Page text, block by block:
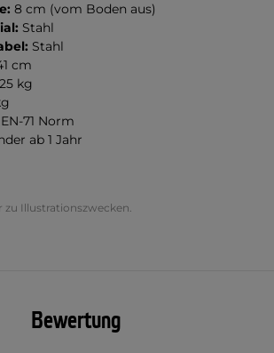
8 cm (vom Boden aus)
Stahl
Stahl
cm
25 kg
EN-71 Norm
ab 1 Jahr
zu Illustrationszwecken.
Bewertung